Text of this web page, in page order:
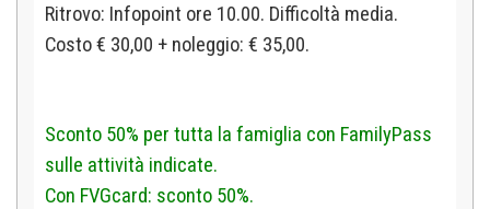
Ritrovo: Infopoint ore 10.00. Difficoltà media.
Costo € 30,00 + noleggio: € 35,00.
Sconto 50% per tutta la famiglia con FamilyPass
sulle attività indicate.
Con FVGcard: sconto 50%.